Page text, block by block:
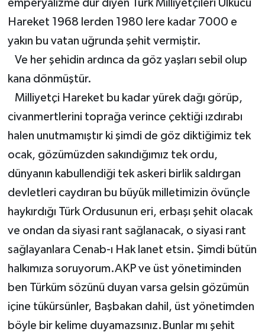
emperyalizme dur diyen Türk Milliyetçileri Ülkücü
Hareket 1968 lerden 1980 lere kadar 7000 e
yakın bu vatan uğrunda şehit vermiştir.
Ve her şehidin ardınca da göz yaşları sebil olup
kana dönmüştür.
Milliyetçi Hareket bu kadar yürek dağı görüp,
civanmertlerini toprağa verince çektiği ızdırabı
halen unutmamıştır ki şimdi de göz diktiğimiz tek
ocak, gözümüzden sakındığımız tek ordu,
dünyanın kabullendiği tek askeri birlik saldırgan
devletleri caydıran bu büyük milletimizin övünçle
haykırdığı Türk Ordusunun eri, erbaşı şehit olacak
ve ondan da siyasi rant sağlanacak, o siyasi rant
sağlayanlara Cenab-ı Hak lanet etsin. Şimdi bütün
halkımıza soruyorum.AKP ve üst yönetiminden
ben Türküm sözünü duyan varsa gelsin gözümün
içine tükürsünler, Başbakan dahil, üst yönetimden
böyle bir kelime duyamazsınız.Bunlar mı şehit